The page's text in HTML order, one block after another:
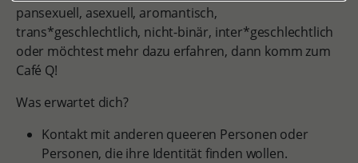
pansexuell, asexuell, aromantisch,
trans*geschlechtlich, nicht-binär, inter*geschlechtlich
oder möchtest mehr dazu erfahren, dann komm zum
Café Q!
Was erwartet dich?
Kontakt mit anderen queeren Personen oder
Personen, die ihre Identität finden wollen.